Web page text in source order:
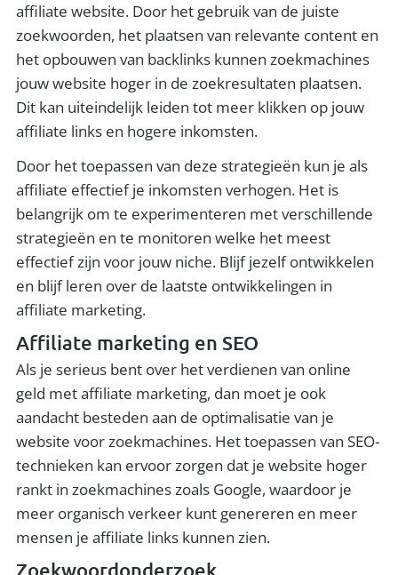
affiliate website. Door het gebruik van de juiste
zoekwoorden, het plaatsen van relevante content en
het opbouwen van backlinks kunnen zoekmachines
jouw website hoger in de zoekresultaten plaatsen.
Dit kan uiteindelijk leiden tot meer klikken op jouw
affiliate links en hogere inkomsten.
Door het toepassen van deze strategieën kun je als
affiliate effectief je inkomsten verhogen. Het is
belangrijk om te experimenteren met verschillende
strategieën en te monitoren welke het meest
effectief zijn voor jouw niche. Blijf jezelf ontwikkelen
en blijf leren over de laatste ontwikkelingen in
affiliate marketing.
Affiliate marketing en SEO
Als je serieus bent over het verdienen van online
geld met affiliate marketing, dan moet je ook
aandacht besteden aan de optimalisatie van je
website voor zoekmachines. Het toepassen van SEO-
technieken kan ervoor zorgen dat je website hoger
rankt in zoekmachines zoals Google, waardoor je
meer organisch verkeer kunt genereren en meer
mensen je affiliate links kunnen zien.